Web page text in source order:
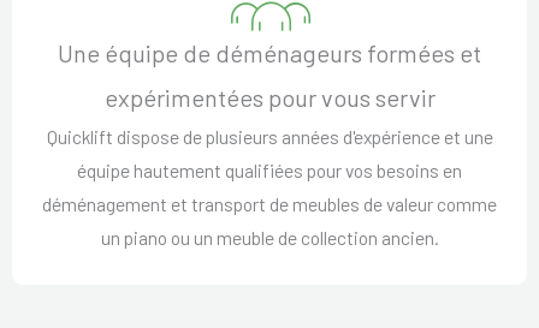
Une équipe de déménageurs formées et
expérimentées pour vous servir
Quicklift dispose de plusieurs années d'expérience et une
équipe hautement qualifiées pour vos besoins en
déménagement et transport de meubles de valeur comme
un piano ou un meuble de collection ancien.